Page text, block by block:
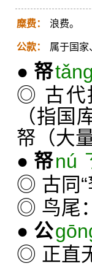
糜费： 浪费。
公款： 属于国家
● 帑
◎ 古代
（指国
帑（大
● 帑nú
◎ 古同“
◎ 鸟尾
● 公
◎ 正直